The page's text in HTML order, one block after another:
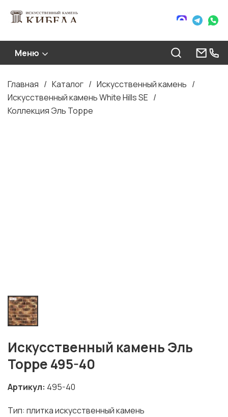
Меню
Строка
навигации
Главная Каталог
Искусственный камень
Искусственный камень White Hills SE
Коллекция Эль Торре
Искусственный камень Эль
Торре 495-40
Артикул 495-40
Тип: плитка искусственный камень